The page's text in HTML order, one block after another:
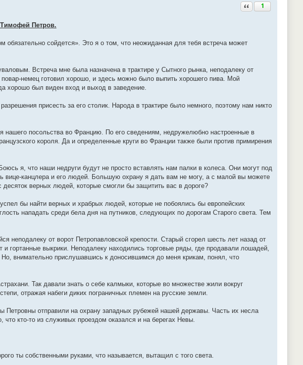
Ответить с цитатой
1
Тимофей Петров.
обязательно сойдется». Это я о том, что неожиданная для тебя встреча может
Встреча мне была назначена в трактире у Сытного рынка, неподалеку от
немец готовил хорошо, и здесь можно было выпить хорошего пива. Мой
хорошо был виден вход и выход в заведение.
присесть за его столик. Народа в трактире было немного, поэтому нам никто
нашего посольства во Францию. По его сведениям, недружелюбно настроенные в
короля. Да и определенные круги во Франции также были против примирения
я, что наши недруги будут не просто вставлять нам палки в колеса. Они могут под
вице-канцлера и его людей. Большую охрану я дать вам не могу, а с малой вы можете
верных людей, которые смогли бы защитить вас в дороге?
бы найти верных и храбрых людей, которые не побоялись бы европейских
нападать среди бела дня на путников, следующих по дорогам Старого света. Тем
неподалеку от ворот Петропавловской крепости. Старый сгорел шесть лет назад от
гортанные выкрики. Неподалеку находились торговые ряды, где продавали лошадей,
внимательно прислушавшись к доносившимся до меня крикам, понял, что
Так давали знать о себе калмыки, которые во множестве жили вокруг
отражая набеги диких пограничных племен на русские земли.
Петровны отправили на охрану западных рубежей нашей державы. Часть их несла
кто-то из служивых проездом оказался и на берегах Невы.
ты собственными руками, что называется, вытащил с того света.